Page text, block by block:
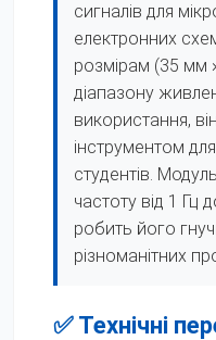
сигналів для
електронних
розмірам (35
діапазону
використання,
інструментом для
студентів.
частоту від 1 Гц
робить його
різноманітних
✅ Технічні